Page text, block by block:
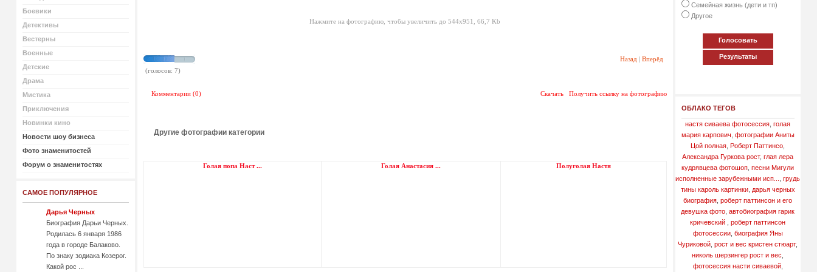
Боевики
Детективы
Вестерны
Военные
Детские
Драма
Мистика
Приключения
Новинки кино
Новости шоу бизнеса
Фото знаменитостей
Форум о знаменитостях
САМОЕ ПОПУЛЯРНОЕ
Дарья Черных
Биография Дарьи Черных.
Родилась 6 января 1986
года в городе Балаково.
По знаку зодиака Козерог.
Какой рос ...
Нажмите на фотографию, чтобы увеличить до 544x951, 66,7 Kb
(голосов: 7)
Назад | Вперёд
Комментарии (0) Скачать Получить ссылку на фотографию
Другие фотографии категории
Голая попа Наст ... Голая Анастасия ... Полуголая Настя
Семейная жизнь (дети и тп)
Другое
Голосовать
Результаты
ОБЛАКО ТЕГОВ
настя сиваева фотосессия ,голая
мария карпович фотографии Аниты
Цой полная ,Роберт Паттинсо
Александра Гуркова рост,глая лера
кудрявцева фотошоп ,песни Мигули
исполненные зарубежными исп...
,грудь
тины кароль картинки, дарья черных
биография ,роберт паттинсон и его
девушка фото ,автобиография гарик
кричевский ,роберт паттинсон
фотосессии, биография Яны
Чуриковой ,рост и вес кристен стюарт,
николь шерзингер рост и вес
фотосессия насти сиваевой,